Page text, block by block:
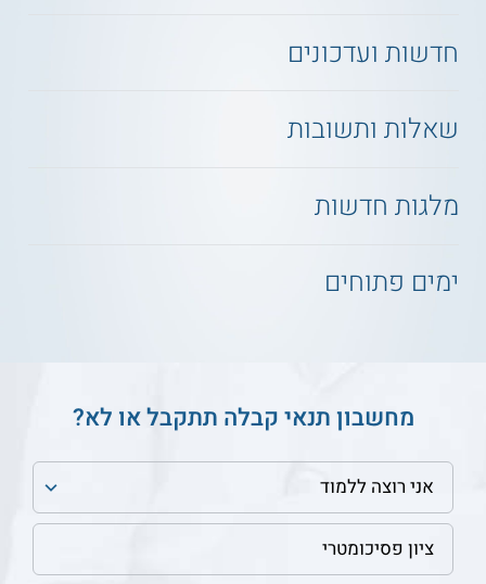
חדשות ועדכונים
שאלות ותשובות
מלגות חדשות
ימים פתוחים
מחשבון תנאי קבלה תתקבל או לא?